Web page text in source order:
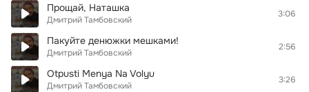
Прощай, Наташка
Дмитрий Тамбовский
3:06
Пакуйте денюжки мешками!
Дмитрий Тамбовский
2:56
Otpusti Menya Na Volyu
Дмитрий Тамбовский
3:26